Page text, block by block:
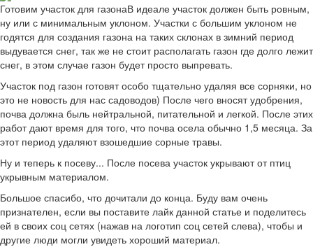
Готовим участок для газонаВ идеале участок должен быть ровным,
ну или с минимальным уклоном. Участки с большим уклоном не
годятся для создания газона на таких склонах в зимний период
выдувается снег, так же не стоит располагать газон где долго лежит
снег, в этом случае газон будет просто выпревать.
Участок под газон готовят особо тщательно удаляя все сорняки, но
это не новость для нас садоводов) После чего вносят удобрения,
почва должна быль нейтральной, питательной и легкой. После этих
работ дают время для того, что почва осела обычно 1,5 месяца. За
этот период удаляют взошедшие сорные травы.
Ну и теперь к посеву... После посева участок укрывают от птиц
укрывным материалом.
Большое спасибо, что дочитали до конца. Буду вам очень
признателен, если вы поставите лайк данной статье и поделитесь
ей в своих соц сетях (нажав на логотип соц сетей слева), чтобы и
другие люди могли увидеть хороший материал.